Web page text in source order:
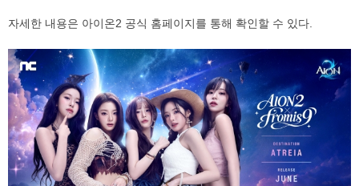
자세한 내용은 아이온2 공식 홈페이지를 통해 확인할 수 있다.